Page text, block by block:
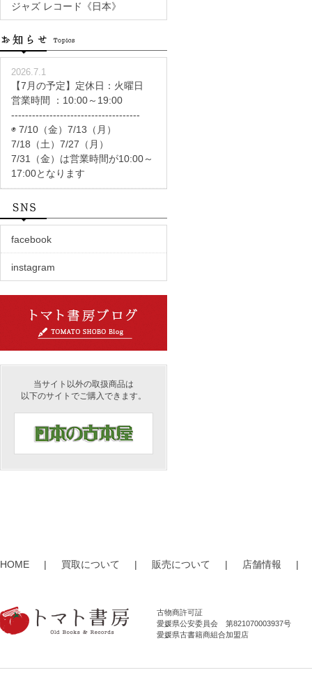
ジャズ レコード《日本》
2026.7.1
【7月の予定】定休日：火曜日
営業時間 ：10:00～19:00
-------------------------------------
◉ 7/10（金）7/13（月）
7/18（土）7/27（月）
7/31（金）は営業時間が10:00～
17:00となります
facebook
instagram
当サイト以外の取扱商品は
以下のサイトでご購入できます。
HOME | 買取について | 販売について | 店舗情報 |
古物商許可証
愛媛県公安委員会 第821070003937号
愛媛県古書籍商組合加盟店